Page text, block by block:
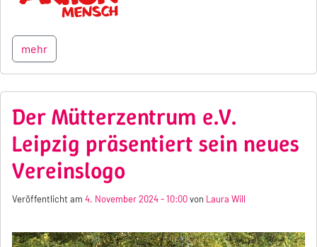
mehr
Der Mütterzentrum e.V.
Leipzig präsentiert sein neues
Vereinslogo
Veröffentlicht am 4. November 2024 - 10:00von Laura Will